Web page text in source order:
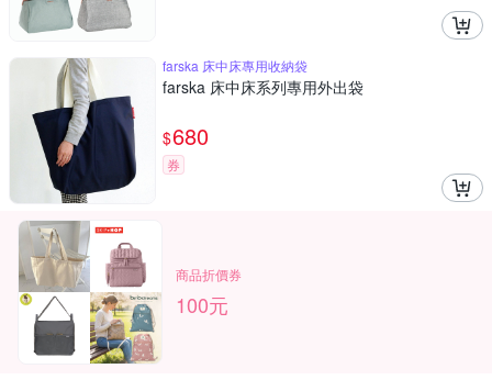
farska 床中床專用收納袋
farska 床中床系列專用外出袋
$680
券
商品折價券
100元